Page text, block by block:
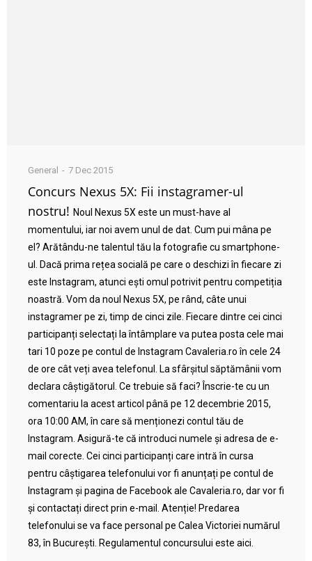
General 7 Dec 2015
Concurs Nexus 5X: Fii instagramer-ul
nostru! Noul Nexus 5X este un must-have al
momentului, iar noi avem unul de dat. Cum pui mâna pe
el? Arătându-ne talentul tău la fotografie cu smartphone-
ul. Dacă prima rețea socială pe care o deschizi în fiecare zi
este Instagram, atunci ești omul potrivit pentru competiția
noastră. Vom da noul Nexus 5X, pe rând, câte unui
instagramer pe zi, timp de cinci zile. Fiecare dintre cei cinci
participanți selectați la întâmplare va putea posta cele mai
tari 10 poze pe contul de Instagram Cavaleria.ro în cele 24
de ore cât veți avea telefonul. La sfârșitul săptămânii vom
declara câștigătorul. Ce trebuie să faci? Înscrie-te cu un
comentariu la acest articol până pe 12 decembrie 2015,
ora 10:00 AM, în care să menționezi contul tău de
Instagram. Asigură-te că introduci numele și adresa de e-
mail corecte. Cei cinci participanți care intră în cursa
pentru câștigarea telefonului vor fi anunțați pe contul de
Instagram și pagina de Facebook ale Cavaleria.ro, dar vor fi
și contactați direct prin e-mail. Atenție! Predarea
telefonului se va face personal pe Calea Victoriei numărul
83, în București. Regulamentul concursului este aici.